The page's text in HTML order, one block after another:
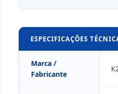
ESPECIFICAÇÕES
Marca /
Fabricante